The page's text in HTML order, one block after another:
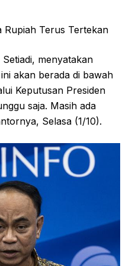
Rupiah Terus Tertekan
menyatakan
akan berada di bawah
Keputusan Presiden
saja. Masih ada
Selasa (1/10).